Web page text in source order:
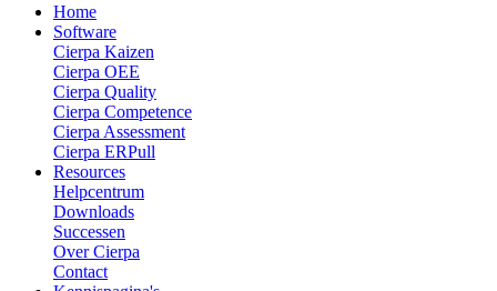
Home
Software
Cierpa Kaizen
Cierpa OEE
Cierpa Quality
Cierpa Competence
Cierpa Assessment
Cierpa ERPull
Resources
Helpcentrum
Downloads
Successen
Over Cierpa
Contact